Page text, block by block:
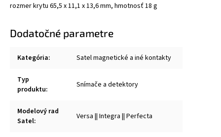
rozmer krytu 65,5 x 11,1 x 13,6 mm, hmotnosť 18 g
Dodatočné parametre
Kategória: Satel magnetické a iné kontakty
Typ
produktu: Snímače a detektory
Modelový rad
Satel: Versa || Integra || Perfecta